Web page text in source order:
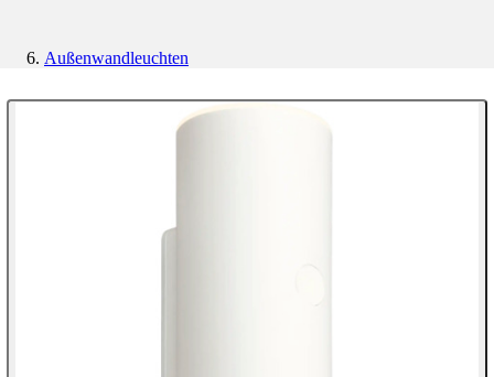
Außenwandleuchten